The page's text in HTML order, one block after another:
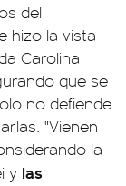
del
hizo la vista
Carolina
que se
no defiende
"Vienen
la
y las